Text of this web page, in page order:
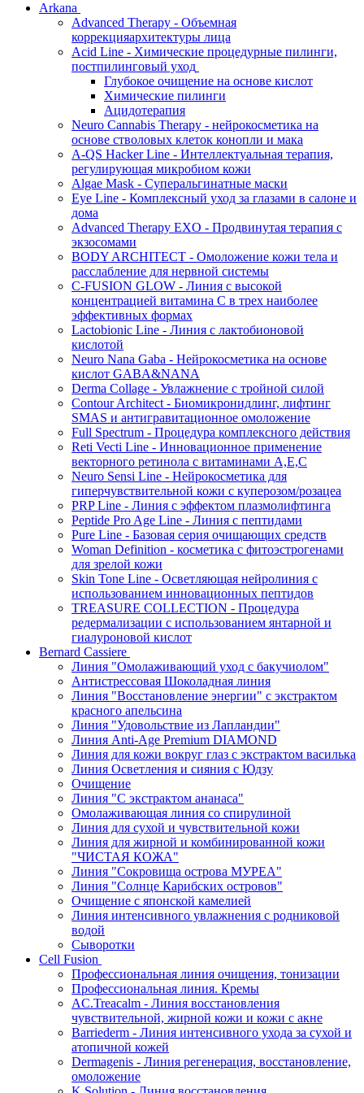
Arkana
Advanced Therapy - Объемная
коррекцияархитектуры лица
Acid Line - Химические процедурные пилинги,
постпилинговый уход
Глубокое очищение на основе кислот
Химические пилинги
Ацидотерапия
Neuro Cannabis Therapy - нейрокосметика на
основе стволовых клеток конопли и мака
A-QS Hacker Line - Интеллектуальная терапия,
регулирующая микробиом кожи
Algae Mask - Суперальгинатные маски
Eye Line - Комплексный уход за глазами в салоне и
дома
Advanced Therapy EXO - Продвинутая терапия с
экзосомами
BODY ARCHITECT - Омоложение кожи тела и
расслабление для нервной системы
C-FUSION GLOW - Линия с высокой
концентрацией витамина C в трех наиболее
эффективных формах
Lactobionic Line - Линия с лактобионовой
кислотой
Neuro Nana Gaba - Нейрокосметика на основе
кислот GABA&NANA
Derma Collage - Увлажнение с тройной силой
Contour Architect - Биомикронидлинг, лифтинг
SMAS и антигравитационное омоложение
Full Spectrum - Процедура комплексного действия
Reti Vecti Line - Инновационное применение
векторного ретинола с витаминами A,Е,С
Neuro Sensi Line - Нейрокосметика для
гиперчувствительной кожи с куперозом/розацеа
PRP Line - Линия с эффектом плазмолифтинга
Peptide Pro Age Line - Линия с пептидами
Pure Line - Базовая серия очищающих средств
Woman Definition - косметика с фитоэстрогенами
для зрелой кожи
Skin Tone Line - Осветляющая нейролиния с
использованием инновационных пептидов
TREASURE COLLECTION - Процедура
редермализации с использованием янтарной и
гиалуроновой кислот
Bernard Cassiere
Линия "Омолаживающий уход с бакучиолом"
Антистрессовая Шоколадная линия
Линия "Восстановление энергии" с экстрактом
красного апельсина
Линия "Удовольствие из Лапландии"
Линия Anti-Age Premium DIAMOND
Линия для кожи вокруг глаз с экстрактом василька
Линия Осветления и сияния с Юдзу
Очищение
Линия "С экстрактом ананаса"
Омолаживающая линия со спирулиной
Линия для сухой и чувствительной кожи
Линия для жирной и комбинированной кожи
"ЧИСТАЯ КОЖА"
Линия "Сокровища острова МУРЕА"
Линия "Солнце Карибских островов"
Очищение с японской камелией
Линия интенсивного увлажнения с родниковой
водой
Сыворотки
Cell Fusion
Профессиональная линия очищения, тонизации
Профессиональная линия. Кремы
AC.Treacalm - Линия восстановления
чувствительной, жирной кожи и кожи с акне
Barriederm - Линия интенсивного ухода за сухой и
атопичной кожей
Dermagenis - Линия регенерация, восстановление,
омоложение